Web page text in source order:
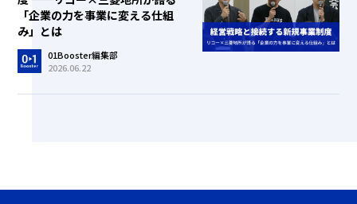
「企業の力を事業に変える仕組
み」とは
01Booster編集部
2026.06.22